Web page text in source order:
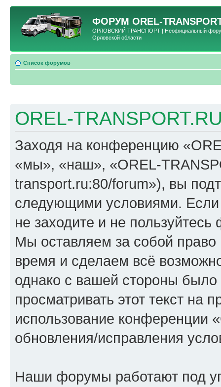
ФОРУМ OREL-
ОРЛОВСКИЙ ТРАНСПОРТ | Неофициальный форум
Орловской области
Список форумов
OREL-
Заходя на конференцию
«мы», «наш», «OREL-
transport.ru:80/forum»), вы
следующими условиями.
не заходите и не
Мы оставляем за собой
время и сделаем всё
однако с вашей стороны
просматривать этот текст на
использование конференции
обновления/исправления
Наши форумы работают под